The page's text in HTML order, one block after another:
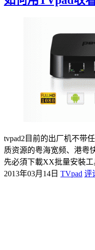
tvpad2目前的出厂机不带
质资源的粤海宽频、港
先必須下載XX批量安裝
2013年03月14日 TVpad 评